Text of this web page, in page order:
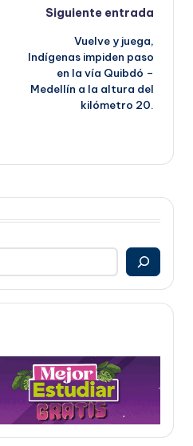
Siguiente entrada
Vuelve y juega,
Indígenas impiden paso
en la vía Quibdó –
Medellín a la altura del
kilómetro 20.